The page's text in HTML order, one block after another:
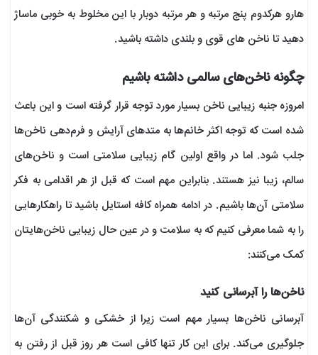
هارو هرکدوم پنج مرتبه و هر مرتبه دوبار با این مخلوط به خوبی ماساژ
دهید تا ناخن های قوی و بلندی داشته باشید.
چگونه ناخن‌های سالمی داشته باشیم
امروزه جنبه زیبایی ناخن‌ بسیار مورد توجه قرار گرفته است و این باعث
شده است که توجه اکثر خانم‌ها به متدهای آرایش و فرم‌دهی ناخن‌ها
جلب شود. اما در واقع اولین گام زیبایی سلامتی است و ناخن‌های
سالم، زیبا نیز هستند. بنابراین مهم است که قبل از هر اقدامی به فکر
سلامتی آن‌ها باشیم. در ادامه همراه کافه استایل باشید تا راهکارهایی
را به شما معرفی کنیم که به سلامت و در عین حال زیبایی ناخن‌هایتان
کمک می‌کنند:
ناخن‌ها را آبرسانی کنید
آبرسانی ناخن‌ها بسیار مهم است زیرا از خشکی و شکنندگی آن‌ها
جلوگیری می‌کند. برای این کار تنها کافی است هر روز قبل از رفتن به